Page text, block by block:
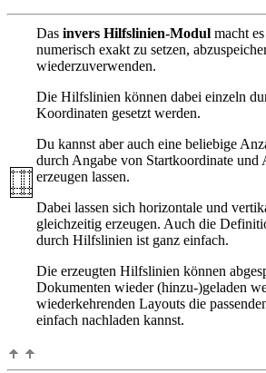
Das invers Hilfslinien-Modul macht
numerisch exakt zu setzen,
wiederzuverwenden.
Die Hilfslinien können dabei einzeln
Koordinaten gesetzt werden.
Du kannst aber auch eine beliebige
durch Angabe von Startkoordinate und
erzeugen lassen.
Dabei lassen sich horizontale und
gleichzeitig erzeugen. Auch die
durch Hilfslinien ist ganz einfach.
Die erzeugten Hilfslinien können
Dokumenten wieder (hinzu-)geladen
wiederkehrenden Layouts die
einfach nachladen kannst.